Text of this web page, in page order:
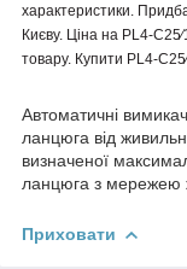
характеристики.
Києву. Ціна на PL4-
товару. Купити PL4-
Автоматичні
ланцюга від
визначеної
ланцюга з мережею
Приховати